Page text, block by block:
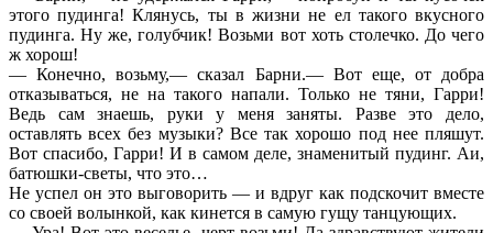
этого пудинга! Клянусь, ты в жизни не ел такого вкусного
пудинга. Ну же, голубчик! Возьми вот хоть столечко. До чего
ж хорош!
— Конечно, возьму,— сказал Барни.— Вот еще, от добра
отказываться, не на такого напали. Только не тяни, Гарри!
Ведь сам знаешь, руки у меня заняты. Разве это дело,
оставлять всех без музыки? Все так хорошо под нее пляшут.
Вот спасибо, Гарри! И в самом деле, знаменитый пудинг. Аи,
батюшки-светы, что это…
Не успел он это выговорить — и вдруг как подскочит вместе
со своей волынкой, как кинется в самую гущу танцующих.